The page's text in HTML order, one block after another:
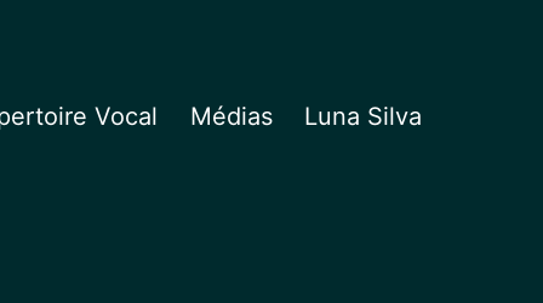
Vocal Médias Luna Silva